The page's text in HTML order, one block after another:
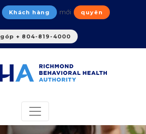
Khách hàng mới quyên
góp + 804-819-4000